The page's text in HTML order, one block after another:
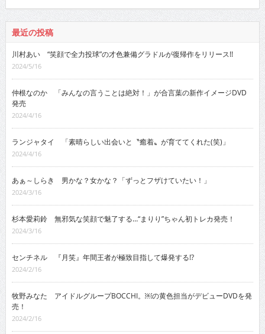
最近の投稿
川村あい “笑顔で全力投球”の才色兼備グラドルが復帰作をリリース!!
2024/5/16
仲根なのか 「みんなの言うことは絶対！」が合言葉の新作イメージDVD
発売
2024/4/16
ランジャタイ 「素晴らしい出会いと〝癒着〟が育ててくれた(笑)」
2024/4/16
あぁ～しらき 男かな？女かな？「ずっとフザけていたい！」
2024/3/16
杉本愛莉鈴 無邪気な笑顔で魅了する…“まりり”ちゃん初トレカ発売！
2024/3/16
センチネル 『月笑』年間王者が極致目指して爆発する!?
2024/2/16
牧野みなた アイドルグループBOCCHI。￼の黄色担当がデビューDVDを発
売！
2024/2/16